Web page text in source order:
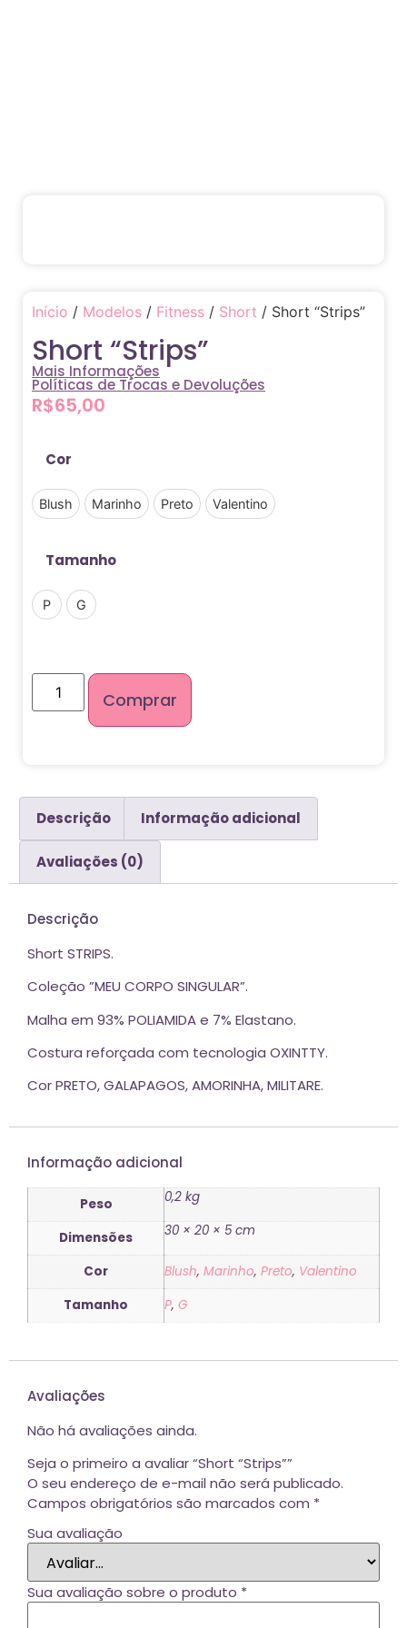
Início / Modelos / Fitness / Short / Short “Strips”
Short “Strips”
Mais Informações
Políticas de Trocas e Devoluções
R$65,00
Cor
Blush Marinho Preto Valentino
Tamanho
P G
Comprar
Descrição Informação adicional
Avaliações (0)
Descrição
Short STRIPS.
Coleção ”MEU CORPO SINGULAR”.
Malha em 93% POLIAMIDA e 7% Elastano.
Costura reforçada com tecnologia OXINTTY.
Cor PRETO, GALAPAGOS, AMORINHA, MILITARE.
Informação adicional
Peso 0,2 kg
Dimensões 30 × 20 × 5 cm
Cor Blush, Marinho, Preto, Valentino
Tamanho
P, G
Avaliações
Não há avaliações ainda.
Seja o primeiro a avaliar “Short “Strips””
O seu endereço de e-mail não será publicado.
Campos obrigatórios são marcados com *
Sua avaliação
Sua avaliação sobre o produto *